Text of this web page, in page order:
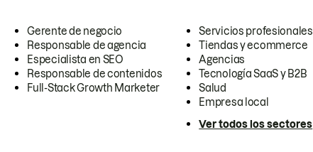
Gerente de negocio
Responsable de agencia
Especialista en SEO
Responsable de contenidos
Full-Stack Growth Marketer
Servicios profesionales
Tiendas y ecommerce
Agencias
Tecnología SaaS y B2B
Salud
Empresa local
Ver todos los sectores